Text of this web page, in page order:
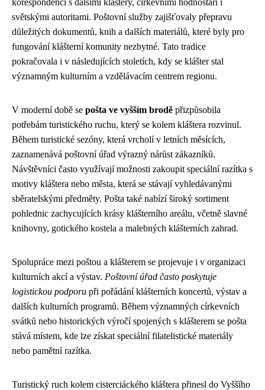
světskými autoritami. Poštovní služby zajišťovaly přepravu
důležitých dokumentů, knih a dalších materiálů, které byly pro
fungování klášterní komunity nezbytné. Tato tradice
pokračovala i v následujících stoletích, kdy se klášter stal
významným kulturním a vzdělávacím centrem regionu.
V moderní době se pošta ve vyšším brodě přizpůsobila
potřebám turistického ruchu, který se kolem kláštera rozvinul.
Během turistické sezóny, která vrcholí v letních měsících,
zaznamenává poštovní úřad výrazný nárůst zákazníků.
Návštěvníci často využívají možnosti zakoupit speciální razítka s
motivy kláštera nebo města, která se stávají vyhledávanými
sběratelskými předměty. Pošta také nabízí široký sortiment
pohlednic zachycujících krásy klášterního areálu, včetně slavné
knihovny, gotického kostela a malebných klášterních zahrad.
Spolupráce mezi poštou a klášterem se projevuje i v organizaci
kulturních akcí a výstav. Poštovní úřad často poskytuje
logistickou podporu při pořádání klášterních koncertů, výstav a
dalších kulturních programů. Během významných církevních
svátků nebo historických výročí spojených s klášterem se pošta
stává místem, kde lze získat speciální filatelistické materiály
nebo pamětní razítka.
Turistický ruch kolem cisterciáckého kláštera přinesl do Vyššího